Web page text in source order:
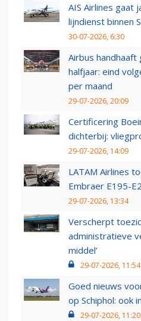
AIS Airlines gaat
lijndienst binnen
30-07-2026, 6:30
Airbus
halfjaar: eind
per maand
29-07-2026, 20:09
Certificering
dichterbij:
29-07-2026, 14:09
LATAM Airlines
Embraer E195-E2
29-07-2026, 13:34
Verscherpt
administratieve
middel’
29-07-2026, 11:54
Goed nieuws
op Schiphol: ook
29-07-2026, 11:20